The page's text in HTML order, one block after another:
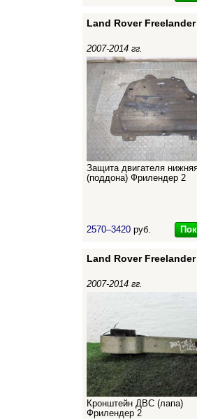
Land Rover Freelander
2007-2014 гг.
Защита двигателя
(поддона) Фрилендер 2
2570–3420 руб.
Land Rover Freelander
2007-2014 гг.
Кронштейн ДВС (лапа)
Фрилендер 2